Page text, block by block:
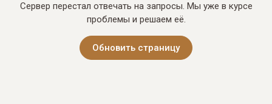
Сервер перестал отвечать на запросы. Мы уже в курсе
проблемы и решаем её.
Обновить страницу